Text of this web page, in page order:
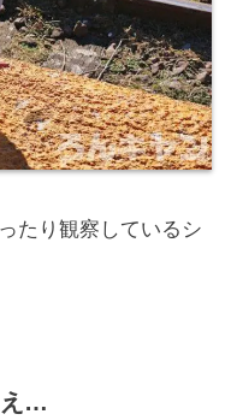
たり観察しているシ
え…